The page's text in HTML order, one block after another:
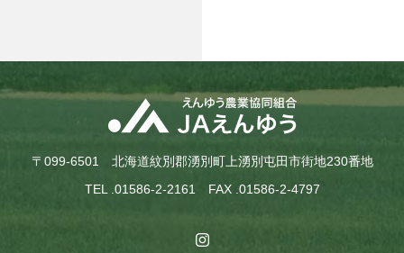
〒099-6501 北海道紋別郡湧別町上湧別屯田市街地230番地
TEL .01586-2-2161 FAX .01586-2-4797